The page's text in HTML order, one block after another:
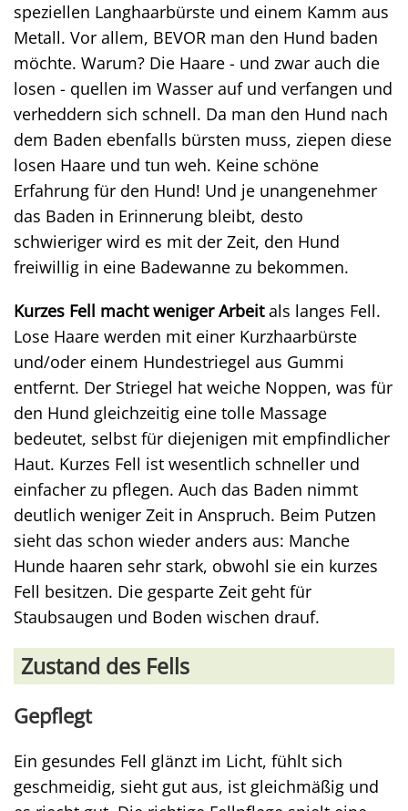
speziellen Langhaarbürste und einem Kamm aus
Metall. Vor allem, BEVOR man den Hund baden
möchte. Warum? Die Haare - und zwar auch die
losen - quellen im Wasser auf und verfangen und
verheddern sich schnell. Da man den Hund nach
dem Baden ebenfalls bürsten muss, ziepen diese
losen Haare und tun weh. Keine schöne
Erfahrung für den Hund! Und je unangenehmer
das Baden in Erinnerung bleibt, desto
schwieriger wird es mit der Zeit, den Hund
freiwillig in eine Badewanne zu bekommen.
Kurzes Fell macht weniger Arbeitals langes Fell.
Lose Haare werden mit einer Kurzhaarbürste
und/oder einem Hundestriegel aus Gummi
entfernt. Der Striegel hat weiche Noppen, was für
den Hund gleichzeitig eine tolle Massage
bedeutet, selbst für diejenigen mit empfindlicher
Haut. Kurzes Fell ist wesentlich schneller und
einfacher zu pflegen. Auch das Baden nimmt
deutlich weniger Zeit in Anspruch. Beim Putzen
sieht das schon wieder anders aus: Manche
Hunde haaren sehr stark, obwohl sie ein kurzes
Fell besitzen. Die gesparte Zeit geht für
Staubsaugen und Boden wischen drauf.
Zustand des Fells
Gepflegt
Ein gesundes Fell glänzt im Licht, fühlt sich
geschmeidig, sieht gut aus, ist gleichmäßig und